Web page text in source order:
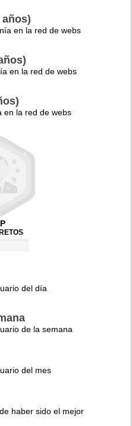
en la red de webs
en la red de webs
en la red de webs
del día
de la semana
del mes
haber sido el mejor